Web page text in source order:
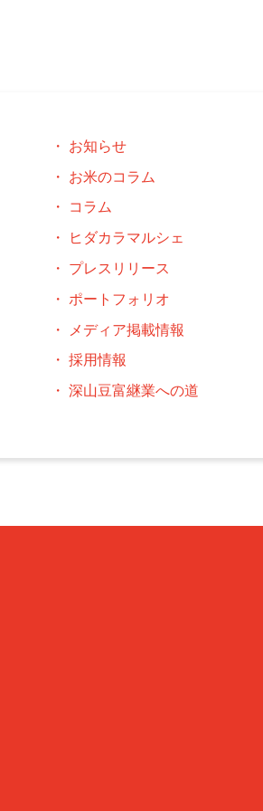
お知らせ
お米のコラム
コラム
ヒダカラマルシェ
プレスリリース
ポートフォリオ
メディア掲載情報
採用情報
深山豆富継業への道